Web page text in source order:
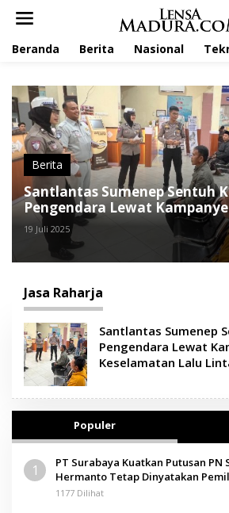
Beranda Berita Nasional
Berita
Santlantas Sumenep Sentuh
Pengendara Lewat
Lalu Lintas
19 Juli 2025
Jasa Raharja
Santlantas Sumenep
Pengendara Lewat
Keselamatan Lalu
Populer
1
PT Surabaya Kuatkan Putusan PN
Hermanto Tetap Dinyatakan
Pamolokan
1177 Dilihat